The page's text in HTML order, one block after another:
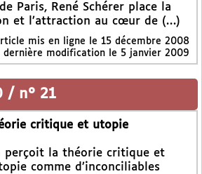
Paris, René Schérer place la
et l’attraction au cœur de (…)
mis en ligne le 15 décembre 2008
dernière modification le 5 janvier 2009
/ n° 21
critique et utopie
perçoit la théorie critique et
comme d’inconciliables